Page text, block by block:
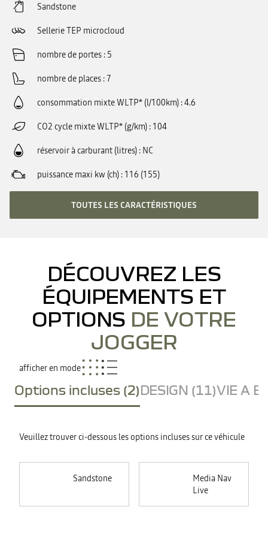
Sandstone
Sellerie TEP microcloud
nombre de portes 5
nombre de places 7
consommation mixte WLTP* (l/100km) 4.6
CO2 cycle mixte WLTP* (g/km) 104
réservoir à carburant (litres) NC
puissance maxi kw (ch) 116 (155)
TOUTES LES CARACTÉRISTIQUES
DÉCOUVREZ LES
ÉQUIPEMENTS ET
OPTIONS DE VOTRE
JOGGER
afficher en mode
Options incluses (2)DESIGN (11)VIE A
Veuillez trouver ci-dessous les options incluses sur ce véhicule
Sandstone
Media Nav
Live